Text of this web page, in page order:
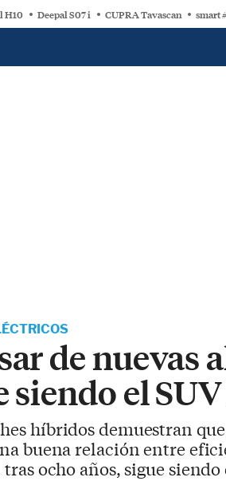
H10 Deepal S07 i CUPRA Tavascan smart
de nuevas
siendo el
híbridos demuestran
buena relación entre
tras ocho años, sigue